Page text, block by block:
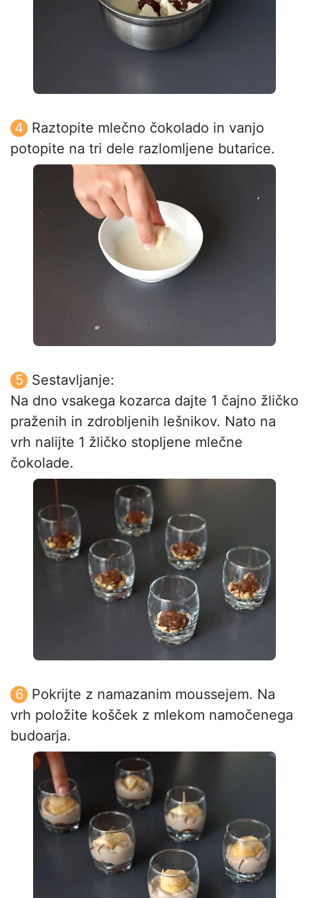
Raztopite mlečno čokolado in vanjo
potopite na tri dele razlomljene butarice.
Sestavljanje:
Na dno vsakega kozarca dajte 1 čajno žličko
praženih in zdrobljenih lešnikov. Nato na
vrh nalijte 1 žličko stopljene mlečne
čokolade.
Pokrijte z namazanim moussejem. Na
vrh položite košček z mlekom namočenega
budoarja.